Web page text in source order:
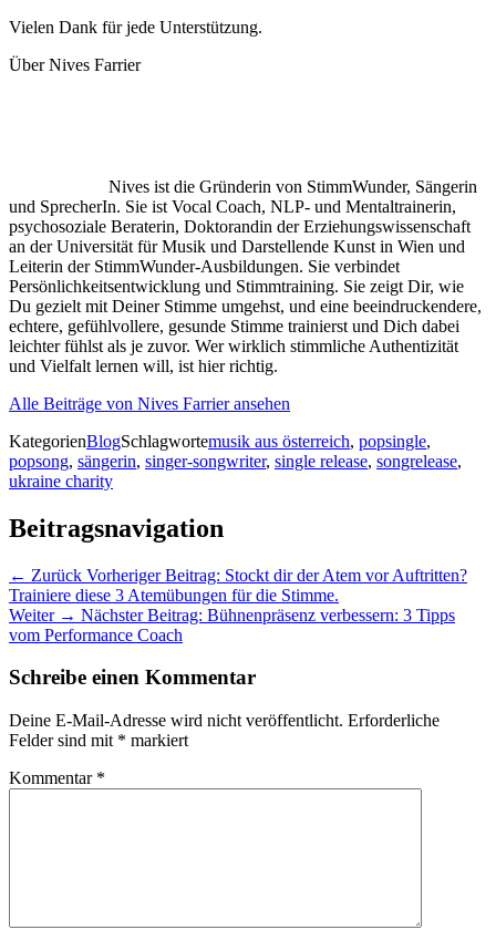
Vielen Dank für jede Unterstützung.
Über Nives Farrier
Nives ist die Gründerin von StimmWunder, Sängerin
und SprecherIn. Sie ist Vocal Coach, NLP- und Mentaltrainerin,
psychosoziale Beraterin, Doktorandin der Erziehungswissenschaft
an der Universität für Musik und Darstellende Kunst in Wien und
Leiterin der StimmWunder-Ausbildungen. Sie verbindet
Persönlichkeitsentwicklung und Stimmtraining. Sie zeigt Dir, wie
Du gezielt mit Deiner Stimme umgehst, und eine beeindruckendere,
echtere, gefühlvollere, gesunde Stimme trainierst und Dich dabei
leichter fühlst als je zuvor. Wer wirklich stimmliche Authentizität
und Vielfalt lernen will, ist hier richtig.
Alle Beiträge von Nives Farrier ansehen
KategorienBlogSchlagwortemusik aus österreich, popsingle,
popsong, sängerin, singer-songwriter, single release, songrelease,
ukraine charity
Beitragsnavigation
← Zurück Vorheriger Beitrag: Stockt dir der Atem vor Auftritten?
Trainiere diese 3 Atemübungen für die Stimme.
Weiter → Nächster Beitrag: Bühnenpräsenz verbessern: 3 Tipps
vom Performance Coach
Schreibe einen Kommentar
Deine E-Mail-Adresse wird nicht veröffentlicht. Erforderliche
Felder sind mit * markiert
Kommentar *